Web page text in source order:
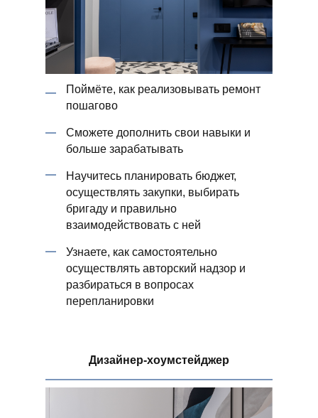
Поймёте, как реализовывать ремонт
пошагово
Сможете дополнить свои навыки и
больше зарабатывать
Научитесь планировать бюджет,
осуществлять закупки, выбирать
бригаду и правильно
взаимодействовать с ней
Узнаете, как самостоятельно
осуществлять авторский надзор и
разбираться в вопросах
перепланировки
Дизайнер-хоумстейджер